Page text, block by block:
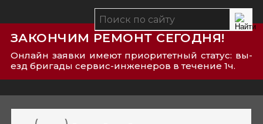
ЗАКОНЧИМ РЕМОНТ СЕГОДНЯ!
Онлайн заявки имеют приоритетный статус: вы­
езд бри­га­ды сер­вис-­ин­же­не­ров в течение 1ч.